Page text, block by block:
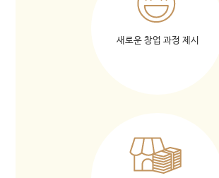
새로운 창업 과정 제시